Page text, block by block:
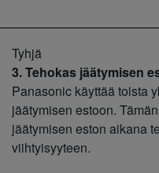
Tyhjä
3. Tehokas jäätymisen
Panasonic käyttää toista
jäätymisen estoon.
jäätymisen eston aikana
viihtyisyyteen.